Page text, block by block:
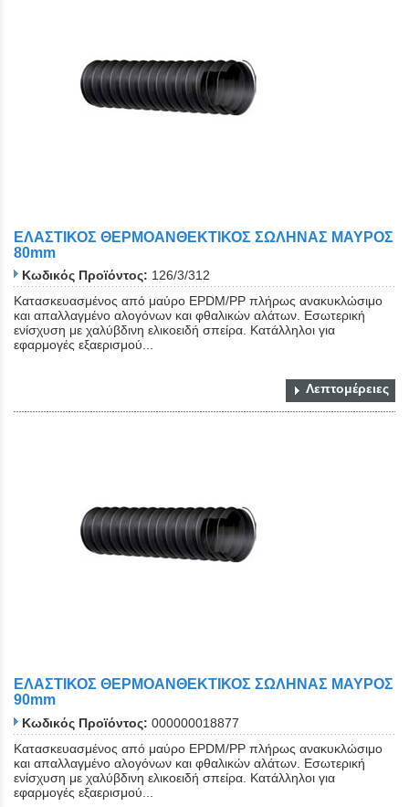
ΕΛΑΣΤΙΚΟΣ ΘΕΡΜΟΑΝΘΕΚΤΙΚΟΣ ΣΩΛΗΝΑΣ ΜΑΥΡΟΣ
80mm
Κωδικός Προϊόντος: 126/3/312
Κατασκευασμένος από μαύρο EPDM/PP πλήρως ανακυκλώσιμο
και απαλλαγμένο αλογόνων και φθαλικών αλάτων. Εσωτερική
ενίσχυση με χαλύβδινη ελικοειδή σπείρα. Κατάλληλοι για
εφαρμογές εξαερισμού...
Λεπτομέρειες
ΕΛΑΣΤΙΚΟΣ ΘΕΡΜΟΑΝΘΕΚΤΙΚΟΣ ΣΩΛΗΝΑΣ ΜΑΥΡΟΣ
90mm
Κωδικός Προϊόντος: 000000018877
Κατασκευασμένος από μαύρο EPDM/PP πλήρως ανακυκλώσιμο
και απαλλαγμένο αλογόνων και φθαλικών αλάτων. Εσωτερική
ενίσχυση με χαλύβδινη ελικοειδή σπείρα. Κατάλληλοι για
εφαρμογές εξαερισμού...